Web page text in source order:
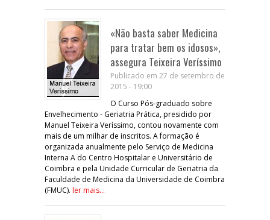
«Não basta saber Medicina
para tratar bem os idosos»,
assegura Teixeira Veríssimo
Publicado em 27 de setembro de
2015 - 19:00
O Curso Pós-graduado sobre
Envelhecimento - Geriatria Prática, presidido por
Manuel Teixeira Veríssimo, contou novamente com
mais de um milhar de inscritos. A formação é
organizada anualmente pelo Serviço de Medicina
Interna A do Centro Hospitalar e Universitário de
Coimbra e pela Unidade Curricular de Geriatria da
Faculdade de Medicina da Universidade de Coimbra
(FMUC). ler mais...